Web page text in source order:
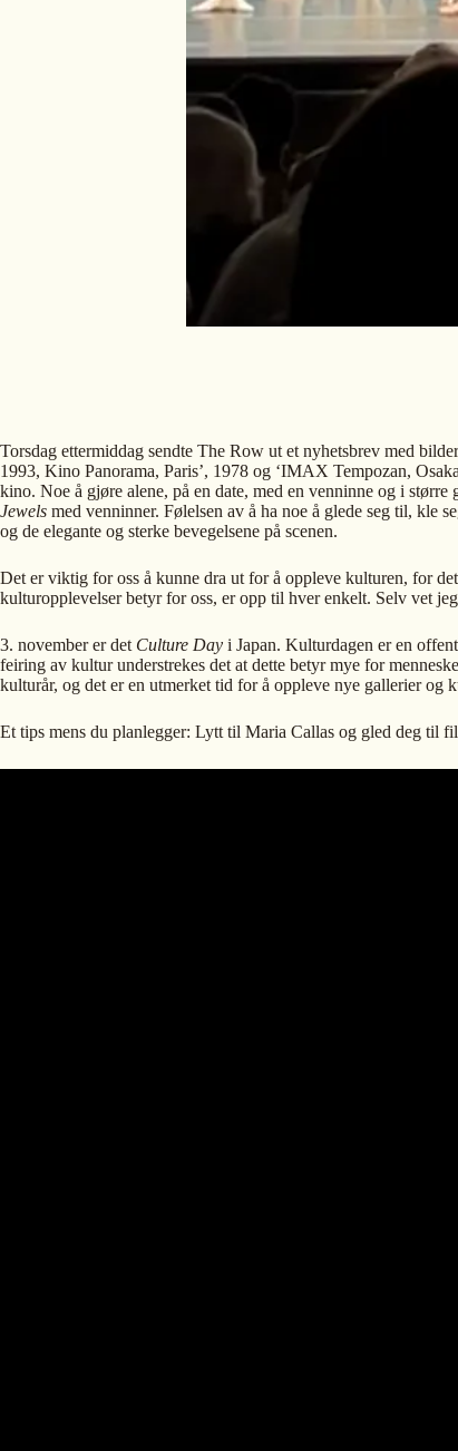
Torsdag ettermiddag sendte The Row ut et nyhetsbrev med
1993, Kino Panorama, Paris’, 1978 og ‘IMAX Tempozan,
kino. Noe å gjøre alene, på en date, med en venninne og i
Jewels med venninner. Følelsen av å ha noe å glede seg til, kle
og de elegante og sterke bevegelsene på scenen.
Det er viktig for oss å kunne dra ut for å oppleve kulturen, for
kulturopplevelser betyr for oss, er opp til hver enkelt. Selv vet
3. november er det Culture Day i Japan. Kulturdagen er en
feiring av kultur understrekes det at dette betyr mye for
kulturår, og det er en utmerket tid for å oppleve nye gallerier og
Et tips mens du planlegger: Lytt til Maria Callas og gled deg til